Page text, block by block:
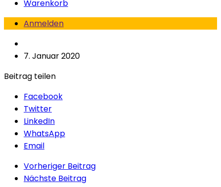
Warenkorb
Anmelden
7. Januar 2020
Beitrag teilen
Facebook
Twitter
LinkedIn
WhatsApp
Email
Vorheriger Beitrag
Nächste Beitrag